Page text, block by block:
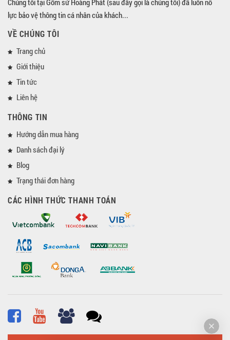
Chúng tôi tại Gốm sứ Hoàng Phát (sau đây gọi là chúng tôi) đã luôn nỗ
lực bảo vệ thông tin cá nhân của khách...
VỀ CHÚNG TÔI
Trang chủ
Giới thiệu
Tin tức
Liên hệ
THÔNG TIN
Hướng dẫn mua hàng
Danh sách đại lý
Blog
Trạng thái đơn hàng
CÁC HÌNH THỨC THANH TOÁN